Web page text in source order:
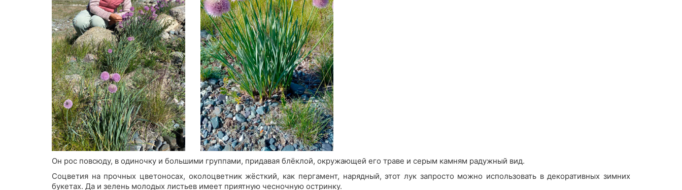
Он рос повсюду, в одиночку и большими группами, придавая блёклой, окружающей его траве и серым камням радужный вид.
Соцветия на прочных цветоносах, околоцветник жёсткий, как пергамент, нарядный, этот лук запросто можно использовать в декоративных зимних
букетах. Да и зелень молодых листьев имеет приятную чесночную остринку.